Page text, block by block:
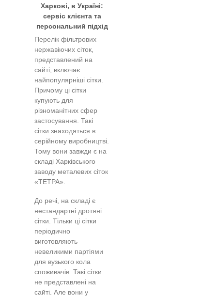
Харкові, в Україні:
сервіс клієнта та
персональний підхід
Перелік фільтрових
нержавіючих сіток,
представлений на
сайті, включає
найпопулярніші сітки.
Причому ці сітки
купують для
різноманітних сфер
застосування. Такі
сітки знаходяться в
серійному виробництві.
Тому вони завжди є на
складі Харківського
заводу металевих сіток
«ТЕТРА».
До речі, на складі є
нестандартні дротяні
сітки. Тільки ці сітки
періодично
виготовляють
невеликими партіями
для вузького кола
споживачів. Такі сітки
не представлені на
сайті. Але вони у